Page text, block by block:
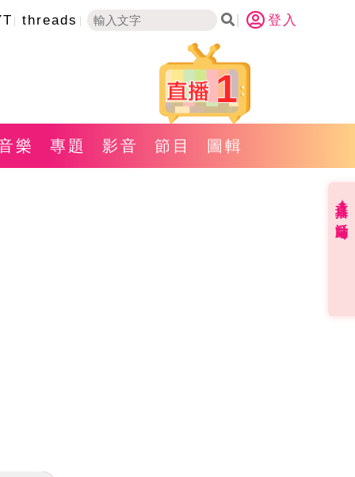
threads 登入
1
樂 專題 影音 節目 圖輯
直播✦活動